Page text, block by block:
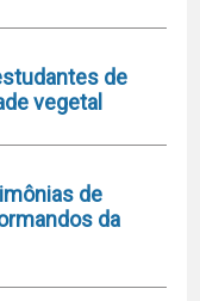
de
vegetal
de
da